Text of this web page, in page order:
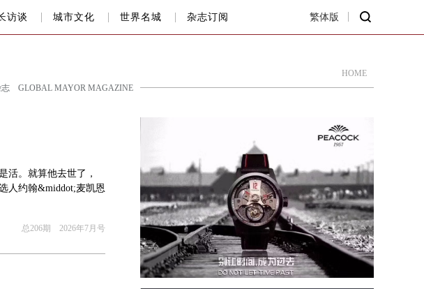
访谈 城市文化 世界名城 杂志订阅 繁体版
HOME
志 GLOBAL MAYOR MAGAZINE
活。就算他去世了，
人约翰&middot;麦凯恩
总206期 2026年7月号